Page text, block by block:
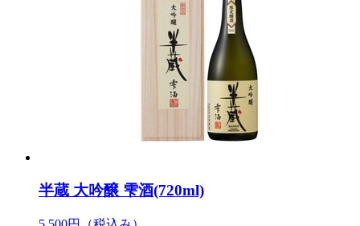
半蔵 大吟醸 雫酒(720ml)